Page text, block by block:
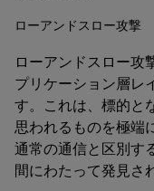
ローアンドスロー攻撃
ローアンドスロー攻
プリケーション層レ
す。これは、標的と
思われるものを極端
通常の通信と区別す
間にわたって発見さ